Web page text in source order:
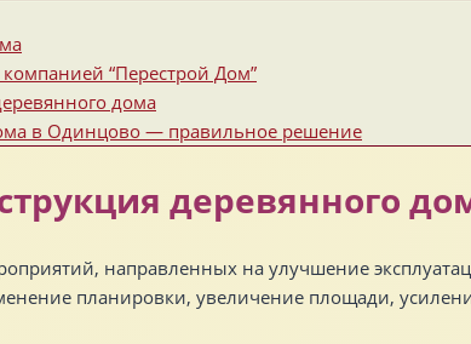
“Перестрой Дом”
дома
в Одинцово — правильное решение
деревянного
направленных на улучшение
планировки, увеличение площади,